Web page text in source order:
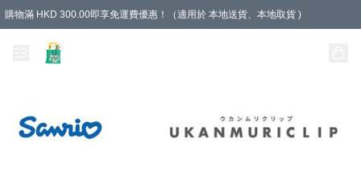
購物滿 HKD 300.00即享免運費優惠！（適用於 本地送貨、本地取貨 )